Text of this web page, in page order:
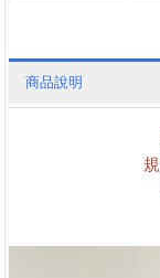
商品說明